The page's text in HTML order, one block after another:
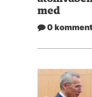
med
0